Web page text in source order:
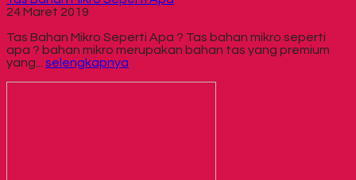
24 Maret 2019
Tas Bahan Mikro Seperti Apa ? Tas bahan mikro seperti
apa ? bahan mikro merupakan bahan tas yang premium
yang... selengkapnya